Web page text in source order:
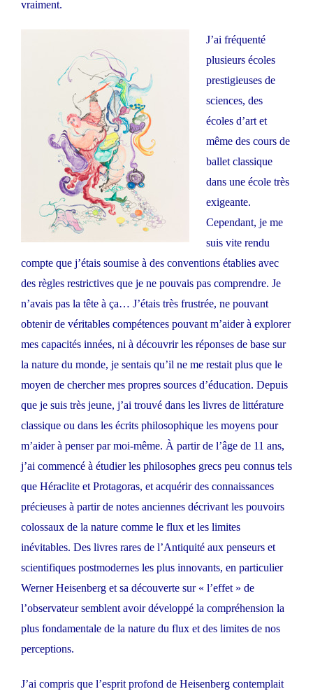
vraiment.
J’ai fréquenté
plusieurs écoles
prestigieuses de
sciences, des
écoles d’art et
même des cours de
ballet classique
dans une école très
exigeante.
Cependant, je me
suis vite rendu
compte que j’étais soumise à des conventions établies avec
des règles restrictives que je ne pouvais pas comprendre. Je
n’avais pas la tête à ça… J’étais très frustrée, ne pouvant
obtenir de véritables compétences pouvant m’aider à explorer
mes capacités innées, ni à découvrir les réponses de base sur
la nature du monde, je sentais qu’il ne me restait plus que le
moyen de chercher mes propres sources d’éducation. Depuis
que je suis très jeune, j’ai trouvé dans les livres de littérature
classique ou dans les écrits philosophique les moyens pour
m’aider à penser par moi-même. À partir de l’âge de 11 ans,
j’ai commencé à étudier les philosophes grecs peu connus tels
que Héraclite et Protagoras, et acquérir des connaissances
précieuses à partir de notes anciennes décrivant les pouvoirs
colossaux de la nature comme le flux et les limites
inévitables. Des livres rares de l’Antiquité aux penseurs et
scientifiques postmodernes les plus innovants, en particulier
Werner Heisenberg et sa découverte sur « l’effet » de
l’observateur semblent avoir développé la compréhension la
plus fondamentale de la nature du flux et des limites de nos
perceptions.
J’ai compris que l’esprit profond de Heisenberg contemplait